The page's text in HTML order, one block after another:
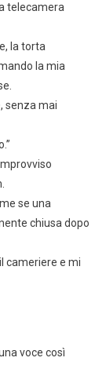
telecamera
la torta
la mia
senza mai
se una
chiusa dopo
cameriere e mi
voce così